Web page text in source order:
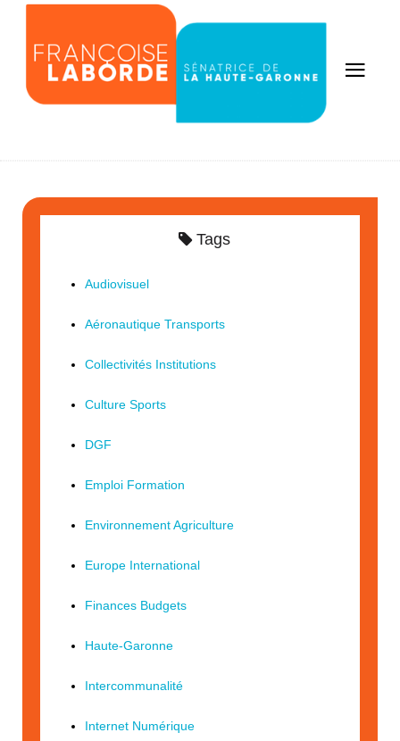
Tags
Audiovisuel
Aéronautique Transports
Collectivités Institutions
Culture Sports
DGF
Emploi Formation
Environnement Agriculture
Europe International
Finances Budgets
Haute-Garonne
Intercommunalité
Internet Numérique